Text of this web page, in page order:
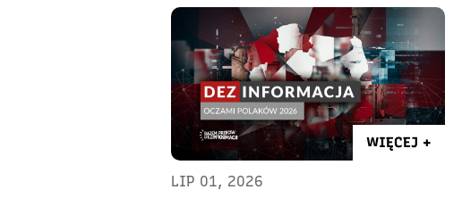
WIĘCEJ +
LIP 01, 2026